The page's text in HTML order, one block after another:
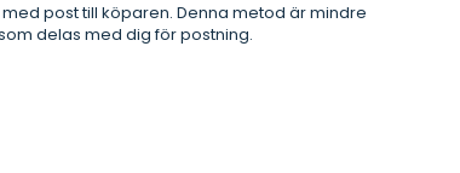
post till köparen. Denna metod är mindre
delas med dig för postning.